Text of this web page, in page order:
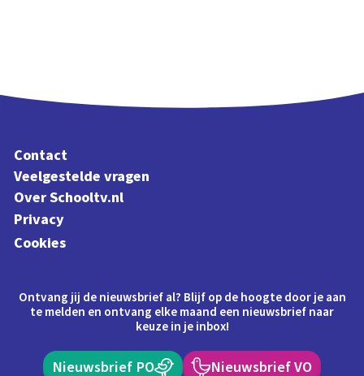
Contact
Veelgestelde vragen
Over Schooltv.nl
Privacy
Cookies
Ontvang jij de nieuwsbrief al? Blijf op de hoogte door je aan
te melden en ontvang elke maand een nieuwsbrief naar
keuze in je inbox!
Nieuwsbrief PO Nieuwsbrief VO